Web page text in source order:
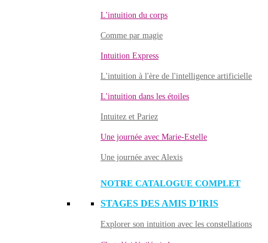
L'intuition du corps
Comme par magie
Intuition Express
L'intuition à l'ère de l'intelligence artificielle
L'intuition dans les étoiles
Intuitez et Pariez
Une journée avec Marie-Estelle
Une journée avec Alexis
NOTRE CATALOGUE COMPLET
STAGES DES AMIS D'IRIS
Explorer son intuition avec les constellations